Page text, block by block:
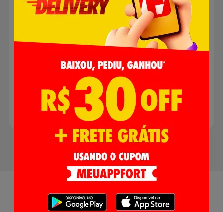
R$ 12,89
Adicionar
R$ 11,55
Adicionar